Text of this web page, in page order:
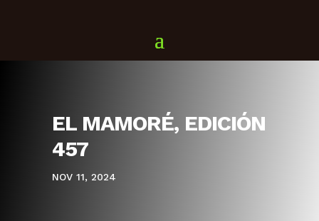
EL MAMORÉ, EDICIÓN
457
NOV 11, 2024